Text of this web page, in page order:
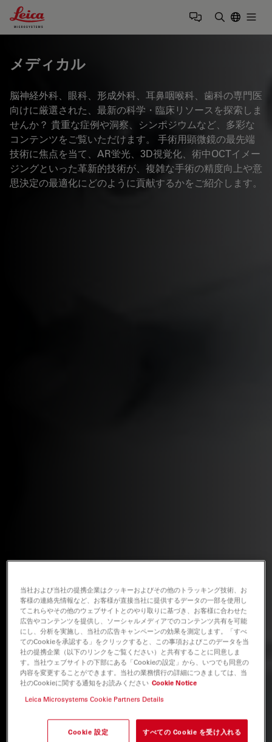
Leica Microsystems Logo
メディカル
脳神経外科、眼科、形成外科、耳鼻咽喉科、歯科の専門医
向けに厳選された、最新の科学・臨床リソースを探索しま
せんか？ 貴重な症例や洞察、シンポジウムなど、多彩な
コンテンツをご覧いただけます。 手術用顕微鏡の最先端
技術に焦点を当て、AR蛍光、3D視覚化、術中OCTイメー
ジングといった革新的技術が、複雑な手術の精度向上や意
思決定の最適化にどのように貢献するかをご紹介します。
当社および当社の提携企業はクッキーおよびその他のトラッキング技術、お
客様の連絡先情報など、お客様が直接当社に提供するデータの一部を使用し
てこれらやその他のウェブサイトとのやり取りに基づき、お客様に合わせた
広告やコンテンツを提供し、ソーシャルメディアでのコンテンツ共有を可能
にし、分析を実施し、当社の広告キャンペーンの効果を測定します。「すべ
てのCookieを承認する」をクリックすると、この事項およびこのデータを当
社の提携企業（以下のリンクをご覧ください）と共有することに同意しま
す。当社ウェブサイトの下部にある「Cookieの設定」から、いつでも同意の
内容を変更することができます。当社の業務慣行の詳細につきましては、当
社のCookieに関する通知をお読みください Cookie Notice
Leica Microsystems Cookie Partners Details
Cookie 設定 すべての Cookie を受け入れる